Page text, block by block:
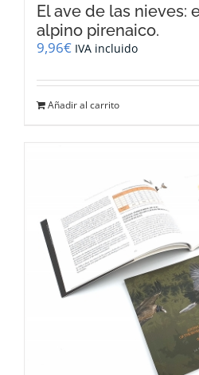
El ave de las nieves:
alpino pirenaico.
9,96€ IVA incluido
Añadir al carrito